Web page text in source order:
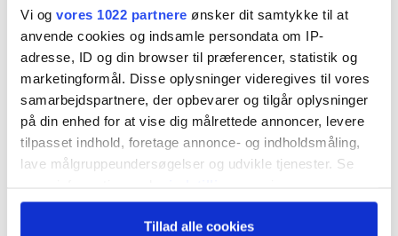
Vi og vores 1022 partnere ønsker dit samtykke til at
anvende cookies og indsamle persondata om IP-
adresse, ID og din browser til præferencer, statistik og
marketingformål. Disse oplysninger videregives til vores
samarbejdspartnere, der opbevarer og tilgår oplysninger
på din enhed for at vise dig målrettede annoncer, levere
tilpasset indhold, foretage annonce- og indholdsmåling,
lave målgruppeundersøgelser og udvikle tjenester. Se
persondatapolitik. Du kan altid trække dit samtykke
tilbage eller ændre indstillinger fra vores
Tillad alle cookies
være pga. den igangværende overtagelse fra
Nykredit, skriver finansanalytiker Per Grønborg.
Nettorenterne forbliver den absolut væsentligste
linje i bankernes regnskaber. I de netop aflagte 1.
kvartalsregnskaber satte den faldende
bankernes nettorenter. I 4. kvartal faldt